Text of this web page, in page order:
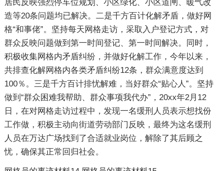
居民反映强烈停车位规划、小区绿化、小区道闸、暖气改
造等20条问题均已解决。二是千方百计化解矛盾，做好网
格“和事佬”。坚持每天网格走访，采取入户登记方式，对
群众反映问题做到第一时间登记、第一时间解决。同时，
积极收集网格内矛盾纠纷，并做好化解工作，今年以来，
共排查化解网格内各类矛盾纠纷12条，群众满意度达到
100％。三是千方百计排忧解难，当好群众“贴心人”。坚持
做到“群众困难我帮助、群众事项我代办”，20xx年2月12
日，在对网格走访过程中，发现一名缓刑人员表示想找份
工作做，积极主动向街道劳动部门反映，最终为这名缓刑
人员在万达广场找到了合适就业岗位，解除了其后顾之
忧，确保其正常回归社会。